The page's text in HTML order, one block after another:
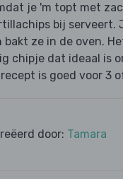
je 'm topt met
bij serveert.
bakt ze in de oven.
chipje dat ideaal is
is goed voor 3
door: Tamara